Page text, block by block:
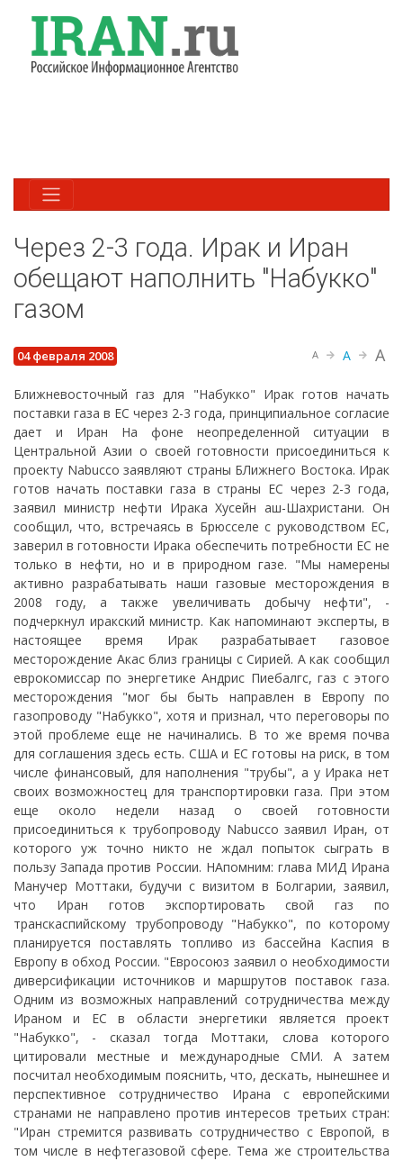
Через 2-3 года. Ирак и Иран
обещают наполнить "Набукко"
газом
04 февраля 2008 A A A
Ближневосточный газ для "Набукко" Ирак готов начать
поставки газа в ЕС через 2-3 года, принципиальное согласие
дает и Иран На фоне неопределенной ситуации в
Центральной Азии о своей готовности присоединиться к
проекту Nabucco заявляют страны БЛижнего Востока. Ирак
готов начать поставки газа в страны ЕС через 2-3 года,
заявил министр нефти Ирака Хусейн аш-Шахристани. Он
сообщил, что, встречаясь в Брюсселе с руководством ЕС,
заверил в готовности Ирака обеспечить потребности ЕС не
только в нефти, но и в природном газе. "Мы намерены
активно разрабатывать наши газовые месторождения в
2008 году, а также увеличивать добычу нефти", -
подчеркнул иракский министр. Как напоминают эксперты, в
настоящее время Ирак разрабатывает газовое
месторождение Акас близ границы с Сирией. А как сообщил
еврокомиссар по энергетике Андрис Пиебалгс, газ с этого
месторождения "мог бы быть направлен в Европу по
газопроводу "Набукко", хотя и признал, что переговоры по
этой проблеме еще не начинались. В то же время почва
для соглашения здесь есть. США и ЕС готовы на риск, в том
числе финансовый, для наполнения "трубы", а у Ирака нет
своих возможностец для транспортировки газа. При этом
еще около недели назад о своей готовности
присоединиться к трубопроводу Nabucco заявил Иран, от
которого уж точно никто не ждал попыток сыграть в
пользу Запада против России. НАпомним: глава МИД Ирана
Манучер Моттаки, будучи с визитом в Болгарии, заявил,
что Иран готов экспортировать свой газ по
транскаспийскому трубопроводу "Набукко", по которому
планируется поставлять топливо из бассейна Каспия в
Европу в обход России. "Евросоюз заявил о необходимости
диверсификации источников и маршрутов поставок газа.
Одним из возможных направлений сотрудничества между
Ираном и ЕС в области энергетики является проект
"Набукко", - сказал тогда Моттаки, слова которого
цитировали местные и международные СМИ. А затем
посчитал необходимым пояснить, что, дескать, нынешнее и
перспективное сотрудничество Ирана с европейскими
странами не направлено против интересов третьих стран:
"Иран стремится развивать сотрудничество с Европой, в
том числе в нефтегазовой сфере. Тема же строительства